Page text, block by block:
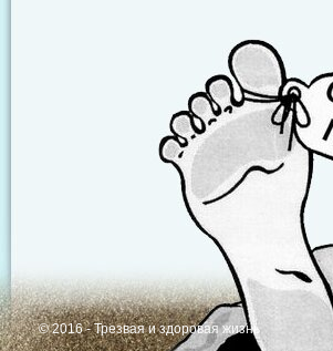
© 2016 - Трезвая и здоровая жизнь